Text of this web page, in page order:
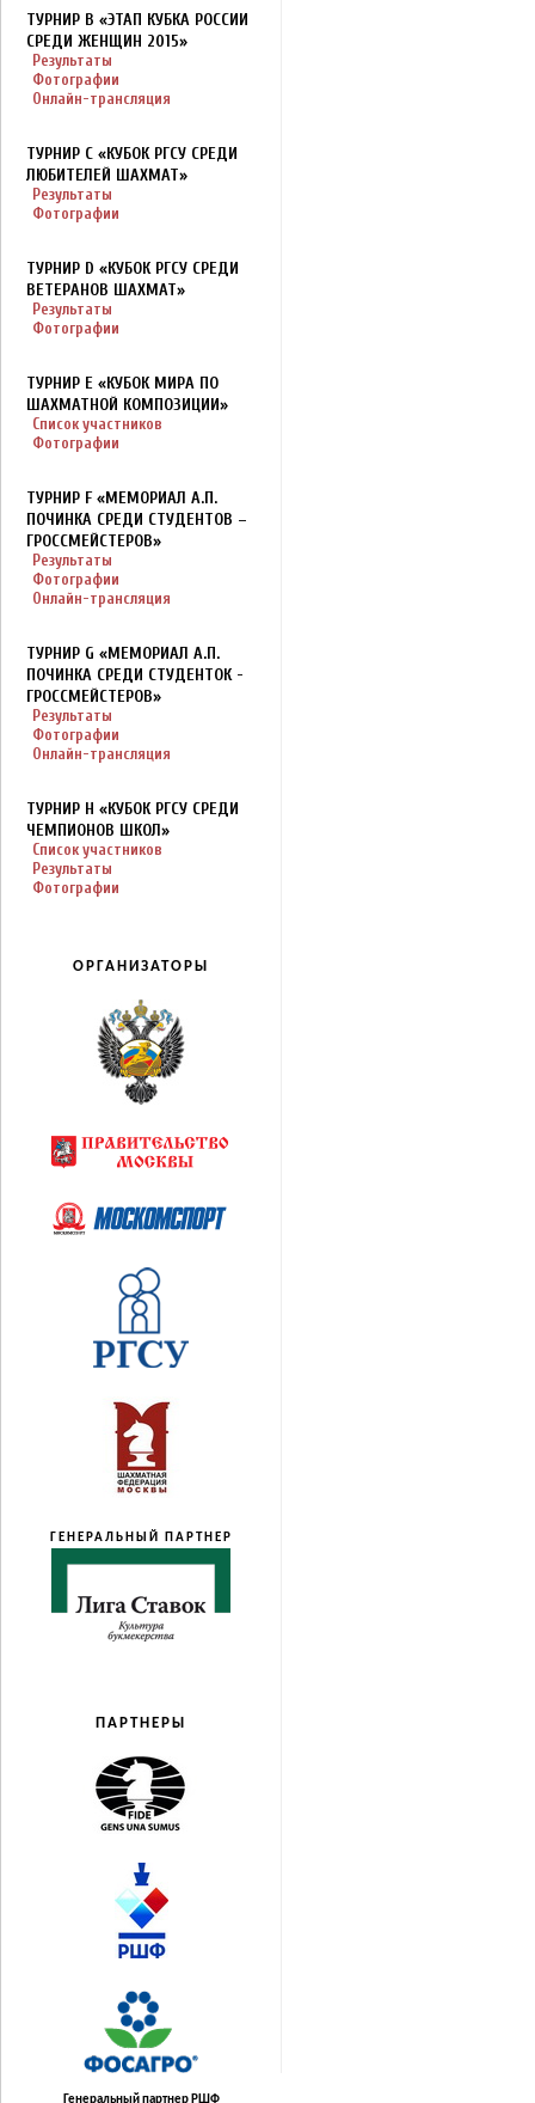
ТУРНИР B «ЭТАП КУБКА РОССИИ
СРЕДИ ЖЕНЩИН 2015»
Результаты
Фотографии
Онлайн-трансляция
ТУРНИР C «КУБОК РГСУ СРЕДИ
ЛЮБИТЕЛЕЙ ШАХМАТ»
Результаты
Фотографии
ТУРНИР D «КУБОК РГСУ СРЕДИ
ВЕТЕРАНОВ ШАХМАТ»
Результаты
Фотографии
ТУРНИР E «КУБОК МИРА ПО
ШАХМАТНОЙ КОМПОЗИЦИИ»
Список участников
Фотографии
ТУРНИР F «МЕМОРИАЛ А.П.
ПОЧИНКА СРЕДИ СТУДЕНТОВ –
ГРОССМЕЙСТЕРОВ»
Результаты
Фотографии
Онлайн-трансляция
ТУРНИР G «МЕМОРИАЛ А.П.
ПОЧИНКА СРЕДИ СТУДЕНТОК -
ГРОССМЕЙСТЕРОВ»
Результаты
Фотографии
Онлайн-трансляция
ТУРНИР H «КУБОК РГСУ СРЕДИ
ЧЕМПИОНОВ ШКОЛ»
Список участников
Результаты
Фотографии
ОРГАНИЗАТОРЫ
ГЕНЕРАЛЬНЫЙ ПАРТНЕР
ПАРТНЕРЫ
Генеральный партнер РШФ